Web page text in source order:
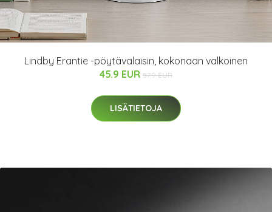
Lindby Erantie -pöytävalaisin, kokonaan valkoinen
45.9 EUR 57.9 EUR
LISÄTIETOJA